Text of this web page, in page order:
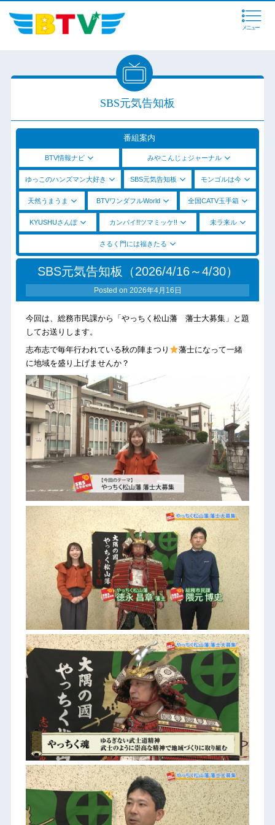
メニュー
SBS元気告知板
番組案内
BTV情報ナビ みやこんじょジャーナル
ゆっこのハンズマン大好き SBS元気告知板 モンゴルは今
天然うまうま BTVワンダフルWorld 全国CATV玉手箱
KYUSHUさんぽ カンパイ!!ツマミッケ!! 未ラ来ル
さるく門には福きたる
SBS元気告知板（2026/4/16～4/30）
Posted on 2026年4月16日
今回は、総務市民課から「やっちく松山藩 藩士大募集」と題
してお送りします。
志布志で毎年行われている秋の陣まつり
藩士になって一緒
に地域を盛り上げませんか？